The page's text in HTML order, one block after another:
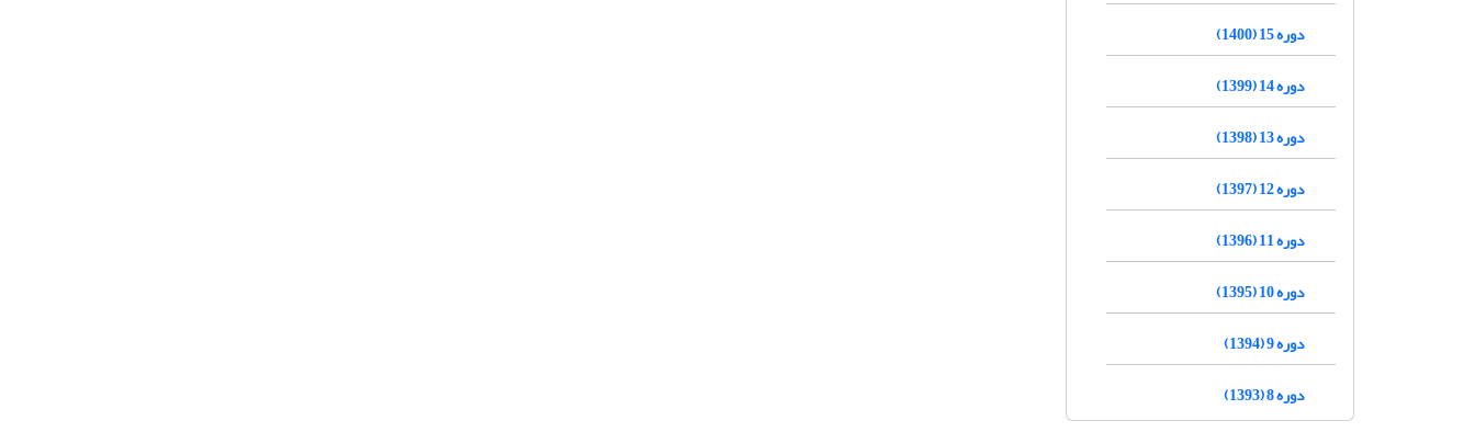
دوره 15 (1400)
دوره 14 (1399)
دوره 13 (1398)
دوره 12 (1397)
دوره 11 (1396)
دوره 10 (1395)
دوره 9 (1394)
دوره 8 (1393)